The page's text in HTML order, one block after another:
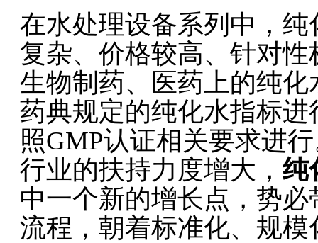
在水处理设备系列中，
复杂、价格较高、针对
生物制药、医药上的纯
药典规定的纯化水指标
照GMP认证相关要求进
行业的扶持力度增大， 纯
中一个新的增长点，势
流程，朝着标准化、规